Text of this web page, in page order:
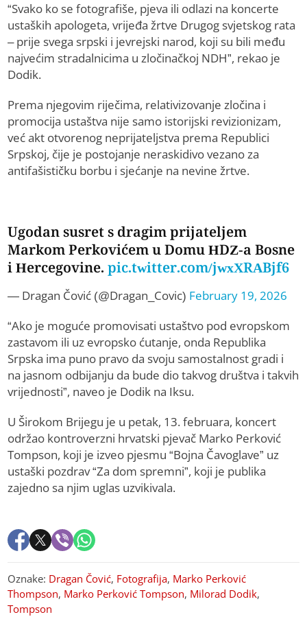
“Svako ko se fotografiše, pjeva ili odlazi na koncerte
ustaških apologeta, vrijeđa žrtve Drugog svjetskog rata
– prije svega srpski i jevrejski narod, koji su bili među
najvećim stradalnicima u zločinačkoj NDH”, rekao je
Dodik.
Prema njegovim riječima, relativizovanje zločina i
promocija ustaštva nije samo istorijski revizionizam,
već akt otvorenog neprijateljstva prema Republici
Srpskoj, čije je postojanje neraskidivo vezano za
antifašističku borbu i sjećanje na nevine žrtve.
Ugodan susret s dragim prijateljem
Markom Perkovićem u Domu HDZ-a Bosne
i Hercegovine.pic.twitter.com/jwxXRABjf6
— Dragan Čović (@Dragan_Covic) February 19, 2026
“Ako je moguće promovisati ustaštvo pod evropskom
zastavom ili uz evropsko ćutanje, onda Republika
Srpska ima puno pravo da svoju samostalnost gradi i
na jasnom odbijanju da bude dio takvog društva i takvih
vrijednosti”, naveo je Dodik na Iksu.
U Širokom Brijegu je u petak, 13. februara, koncert
održao kontroverzni hrvatski pjevač Marko Perković
Tompson, koji je izveo pjesmu “Bojna Čavoglave” uz
ustaški pozdrav “Za dom spremni”, koji je publika
zajedno sa njim uglas uzvikivala.
Oznake: Dragan Čović, Fotografija, Marko Perković
Thompson, Marko Perković Tompson, Milorad Dodik,
Tompson